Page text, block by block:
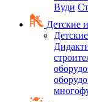
Вуди
Детские